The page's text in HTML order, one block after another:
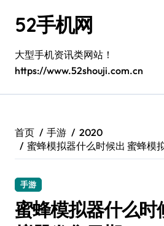
52手机网
大型手机资讯类网站！
https://www.52shouji.com.cn
首页 手游
2020
蜜蜂模拟器什么时候出 蜜蜂模
手游
蜜蜂模拟器什么时